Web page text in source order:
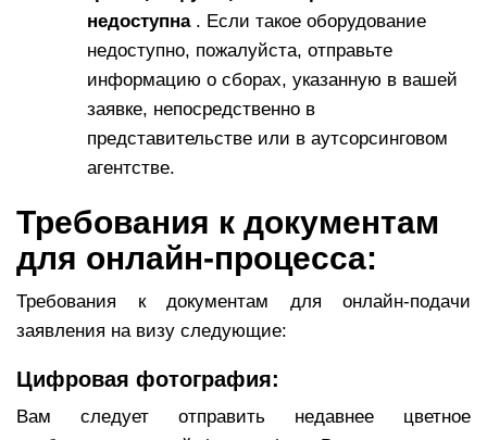
недоступна. Если такое оборудование
недоступно, пожалуйста, отправьте
информацию о сборах, указанную в вашей
заявке, непосредственно в
представительстве или в аутсорсинговом
агентстве.
Требования к документам
для онлайн-процесса:
Требования к документам для онлайн-подачи
заявления на визу следующие:
Цифровая фотография:
Вам следует отправить недавнее цветное